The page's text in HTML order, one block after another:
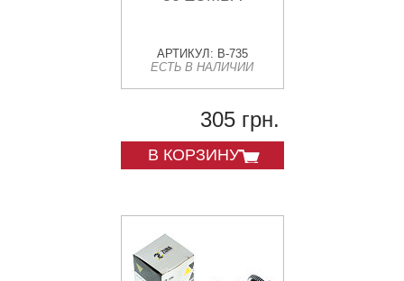
АРТИКУЛ: B-735
ЕСТЬ В НАЛИЧИИ
305 грн.
В КОРЗИНУ